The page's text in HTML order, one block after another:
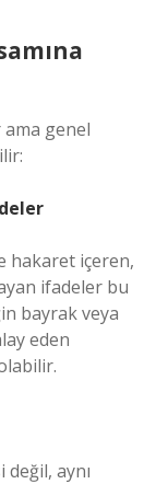
genel
hakaret içeren,
ifadeler bu
bayrak veya
eden
aynı